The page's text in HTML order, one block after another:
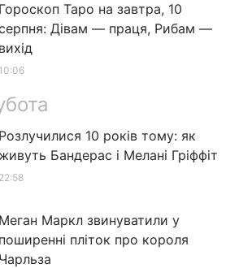
Гороскоп Таро на завтра, 10
Дівам — праця, Рибам —
вихід
10:06
Розлучилися 10 років тому: як
живуть Бандерас і Мелані Гріффіт
22:58
Меган Маркл звинуватили у
поширенні пліток про короля
Чарльза